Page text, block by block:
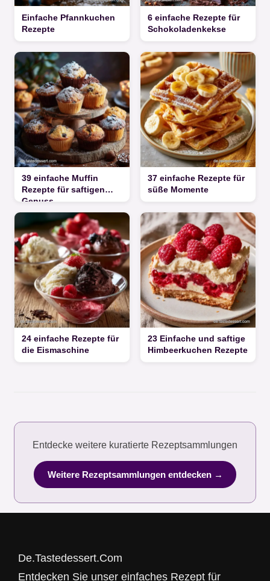
Einfache Pfannkuchen
Rezepte
6 einfache Rezepte für
Schokoladenkekse
39 einfache Muffin
Rezepte für saftigen
Genuss
37 einfache Rezepte für
süße Momente
24 einfache Rezepte für
die Eismaschine
23 Einfache und saftige
Himbeerkuchen Rezepte
Entdecke weitere kuratierte Rezeptsammlungen
Weitere Rezeptsammlungen entdecken →
De.Tastedessert.Com
Entdecken Sie unser einfaches Rezept für